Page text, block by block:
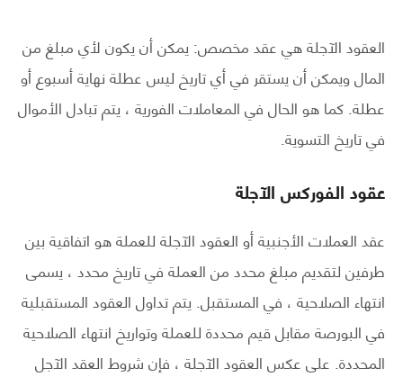
العقود الآجلة هي عقد مخصص: يمكن أن يكون لأي مبلغ من
المال ويمكن أن يستقر في أي تاريخ ليس عطلة نهاية أسبوع أو
عطلة. كما هو الحال في المعاملات الفورية ، يتم تبادل الأموال
في تاريخ التسوية.
عقود الفوركس الآجلة
عقد العملات الأجنبية أو العقود الآجلة للعملة هو اتفاقية بين
طرفين لتقديم مبلغ محدد من العملة في تاريخ محدد ، يسمى
انتهاء الصلاحية ، في المستقبل. يتم تداول العقود المستقبلية
في البورصة مقابل قيم محددة للعملة وتواريخ انتهاء الصلاحية
المحددة. على عكس العقود الآجلة ، فإن شروط العقد الآجل